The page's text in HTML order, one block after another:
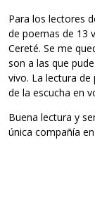
Para los lectores
de poemas de 13
Cereté. Se me
son a las que
vivo. La lectura
de la escucha en
Buena lectura y
única compañía